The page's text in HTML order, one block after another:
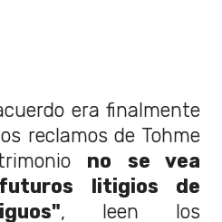
era finalmente
reclamos de Tohme
no se vea
litigios de
, leen los